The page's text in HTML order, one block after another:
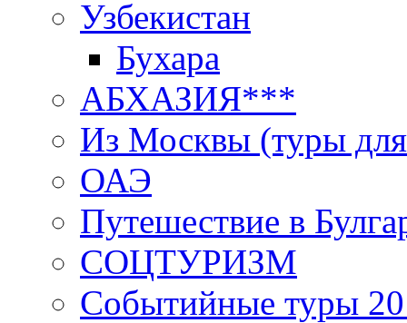
Узбекистан
Бухара
АБХАЗИЯ***
Из Москвы (туры
ОАЭ
Путешествие в
СОЦТУРИЗМ
Событийные туры